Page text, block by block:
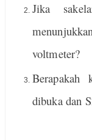
Jika
voltmeter?
Berapakah
dibuka dan